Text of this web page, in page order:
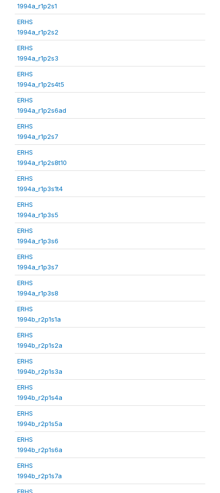
1994a_r1p2s1
ERHS
1994a_r1p2s2
ERHS
1994a_r1p2s3
ERHS
1994a_r1p2s4t5
ERHS
1994a_r1p2s6ad
ERHS
1994a_r1p2s7
ERHS
1994a_r1p2s8t10
ERHS
1994a_r1p3s1t4
ERHS
1994a_r1p3s5
ERHS
1994a_r1p3s6
ERHS
1994a_r1p3s7
ERHS
1994a_r1p3s8
ERHS
1994b_r2p1s1a
ERHS
1994b_r2p1s2a
ERHS
1994b_r2p1s3a
ERHS
1994b_r2p1s4a
ERHS
1994b_r2p1s5a
ERHS
1994b_r2p1s6a
ERHS
1994b_r2p1s7a
ERHS